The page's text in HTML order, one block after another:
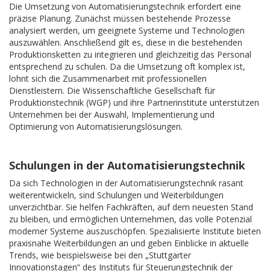
Die Umsetzung von Automatisierungstechnik erfordert eine
präzise Planung. Zunächst müssen bestehende Prozesse
analysiert werden, um geeignete Systeme und Technologien
auszuwählen. Anschließend gilt es, diese in die bestehenden
Produktionsketten zu integrieren und gleichzeitig das Personal
entsprechend zu schulen. Da die Umsetzung oft komplex ist,
lohnt sich die Zusammenarbeit mit professionellen
Dienstleistern. Die Wissenschaftliche Gesellschaft für
Produktionstechnik (WGP) und ihre Partnerinstitute unterstützen
Unternehmen bei der Auswahl, Implementierung und
Optimierung von Automatisierungslösungen.
Schulungen in der Automatisierungstechnik
Da sich Technologien in der Automatisierungstechnik rasant
weiterentwickeln, sind Schulungen und Weiterbildungen
unverzichtbar. Sie helfen Fachkräften, auf dem neuesten Stand
zu bleiben, und ermöglichen Unternehmen, das volle Potenzial
moderner Systeme auszuschöpfen. Spezialisierte Institute bieten
praxisnahe Weiterbildungen an und geben Einblicke in aktuelle
Trends, wie beispielsweise bei den „Stuttgarter
Innovationstagen“ des Instituts für Steuerungstechnik der